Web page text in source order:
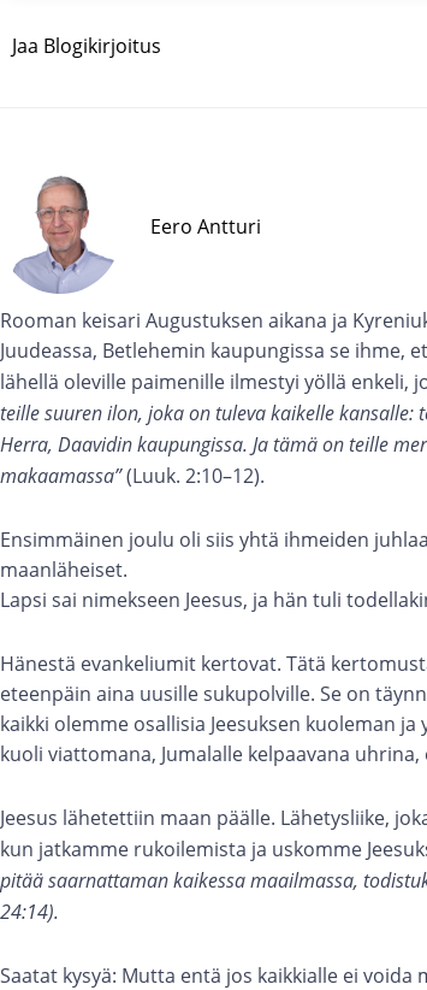
Jaa Blogikirjoitus
Eero Antturi
Rooman keisari Augustuksen aikana ja
Juudeassa, Betlehemin kaupungissa se ihme,
lähellä oleville paimenille ilmestyi yöllä enkeli,
teille suuren ilon, joka on tuleva kaikelle kansalle:
Herra, Daavidin kaupungissa. Ja tämä on teille
makaamassa”(Luuk. 2:10–12).
Ensimmäinen joulu oli siis yhtä ihmeiden
maanläheiset.
Lapsi sai nimekseen Jeesus, ja hän tuli
Hänestä evankeliumit kertovat. Tätä
eteenpäin aina uusille sukupolville. Se on
kaikki olemme osallisia Jeesuksen kuoleman
kuoli viattomana, Jumalalle kelpaavana
Jeesus lähetettiin maan päälle. Lähetysliike,
kun jatkamme rukoilemista ja uskomme
pitää saarnattaman kaikessa maailmassa,
24:14).
Saatat kysyä: Mutta entä jos kaikkialle ei